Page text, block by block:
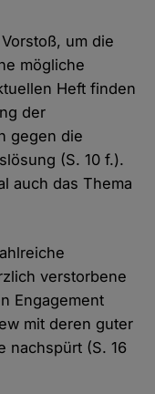
um die
mögliche
Heft finden
der
gegen die
(S. 10 f.).
auch das Thema
verstorbene
Engagement
mit deren guter
nachspürt (S. 16